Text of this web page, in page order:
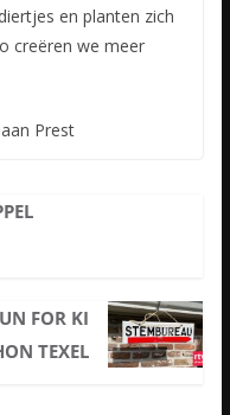
en planten zich
creëren we meer
Prest
FOR KI
TEXEL